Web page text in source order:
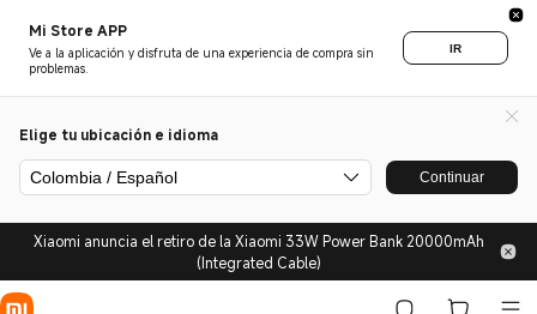
Mi Store APP
Ve a la aplicación y disfruta de una experiencia de compra sin
problemas.
IR
Elige tu ubicación e idioma
Colombia / Español Continuar
Xiaomi anuncia el retiro de la Xiaomi 33W Power Bank 20000mAh
(Integrated Cable)